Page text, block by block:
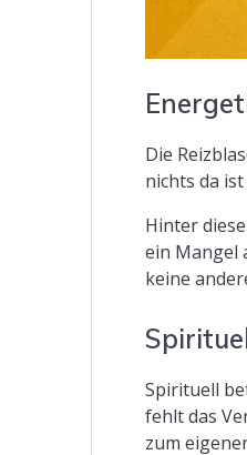
Die
nichts da
Hinter
ein Mangel
keine
Spirituell
fehlt das
zum